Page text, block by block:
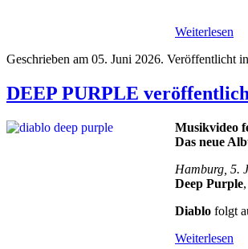
Weiterlesen
Geschrieben am 05. Juni 2026. Veröffentlicht in
DEEP PURPLE
Musikvideo
Das neue
Hamburg, 5.
Deep Purple
Diablo folgt
Weiterlesen